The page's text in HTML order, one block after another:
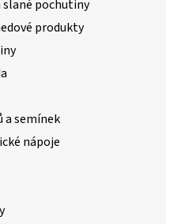
slané pochutiny
produkty
a semínek
nápoje